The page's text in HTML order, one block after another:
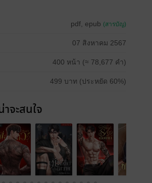
pdf, epub (สารบัญ)
07 สิงหาคม 2567
400 หน้า (≈ 78,677 คำ)
499 บาท (ประหยัด 60%)
จะสนใจ